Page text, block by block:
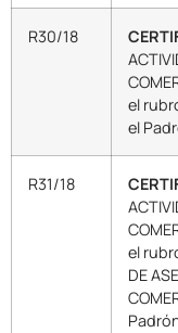
R30/18
el
el
R31/18
el
DE